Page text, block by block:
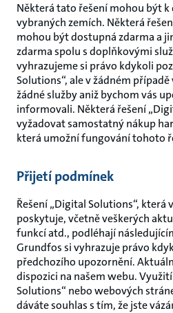
Některá tato řešení mohou být k
vybraných zemích. Některá
mohou být dostupná zdarma a
zdarma spolu s doplňkovými
vyhrazujeme si právo kdykoli
Solutions“, ale v žádném
žádné služby aniž bychom vás
informovali. Některá řešení
vyžadovat samostatný nákup
která umožní fungování tohoto
Přijetí podmínek
Řešení „Digital Solutions“,
poskytuje, včetně veškerých
funkcí atd., podléhají
Grundfos si vyhrazuje právo
předchozího upozornění.
dispozici na našem webu.
Solutions“ nebo webových
dáváte souhlas s tím, že jste